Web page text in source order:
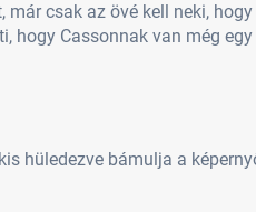
csak az övé kell neki,
hogy Cassonnak van még
hüledezve bámulja a